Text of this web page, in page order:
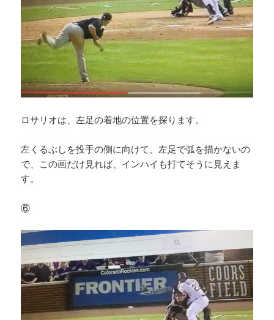
ロサリオは、左足の着地の位置を探ります。
左くるぶしを投手の側に向けて、左足で弧を描かないの
で、この画だけ見れば、インハイも打てそうに見えま
す。
⑥